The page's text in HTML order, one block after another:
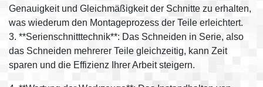
Genauigkeit und Gleichmäßigkeit der Schnitte zu erhalten,
was wiederum den Montageprozess der Teile erleichtert.
3. **Serienschnitttechnik**: Das Schneiden in Serie, also
das Schneiden mehrerer Teile gleichzeitig, kann Zeit
sparen und die Effizienz Ihrer Arbeit steigern.